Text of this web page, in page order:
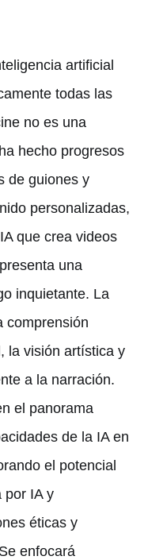
artificial
todas las
no es una
hecho progresos
de guiones y
personalizadas,
que crea videos
una
inquietante. La
comprensión
la visión artística y
a la narración.
el panorama
de la IA en
el potencial
por IA y
éticas y
enfocará